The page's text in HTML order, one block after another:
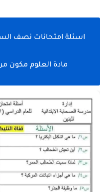
اسئلة امتحانات نصف
مادة العلوم مكون